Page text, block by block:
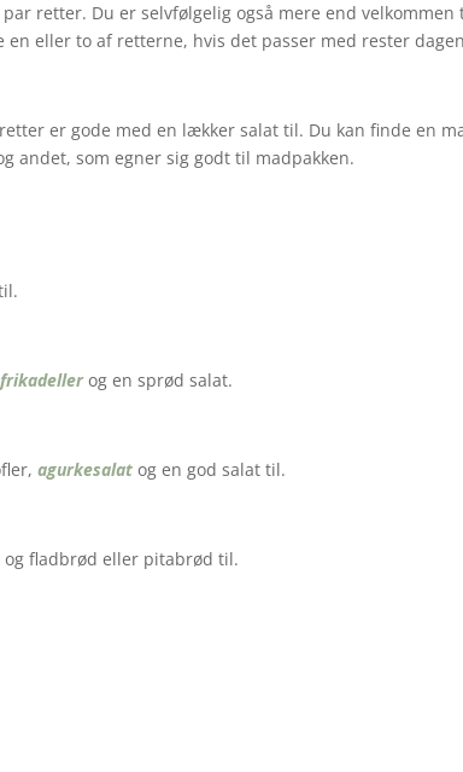
retter. Du er selvfølgelig også mere end
eller to af retterne, hvis det passer med rester
er gode med en lækker salat til. Du kan finde en
andet, som egner sig godt til madpakken.
frikadellerog en sprød salat.
agurkesalat og en god salat til.
og fladbrød eller pitabrød til.